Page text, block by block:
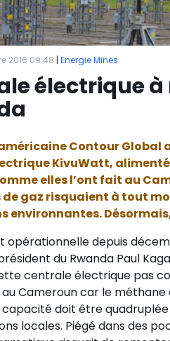
2016 09:48 Energie Mines
électrique à
Contour Global
KivuWatt,
elles l’ont fait au
de gaz risquaient à tout
environnantes.
opérationnelle depuis
du Rwanda Paul
centrale électrique pas
Cameroun car le
capacité doit être quadruplée
locales. Piégé dans des